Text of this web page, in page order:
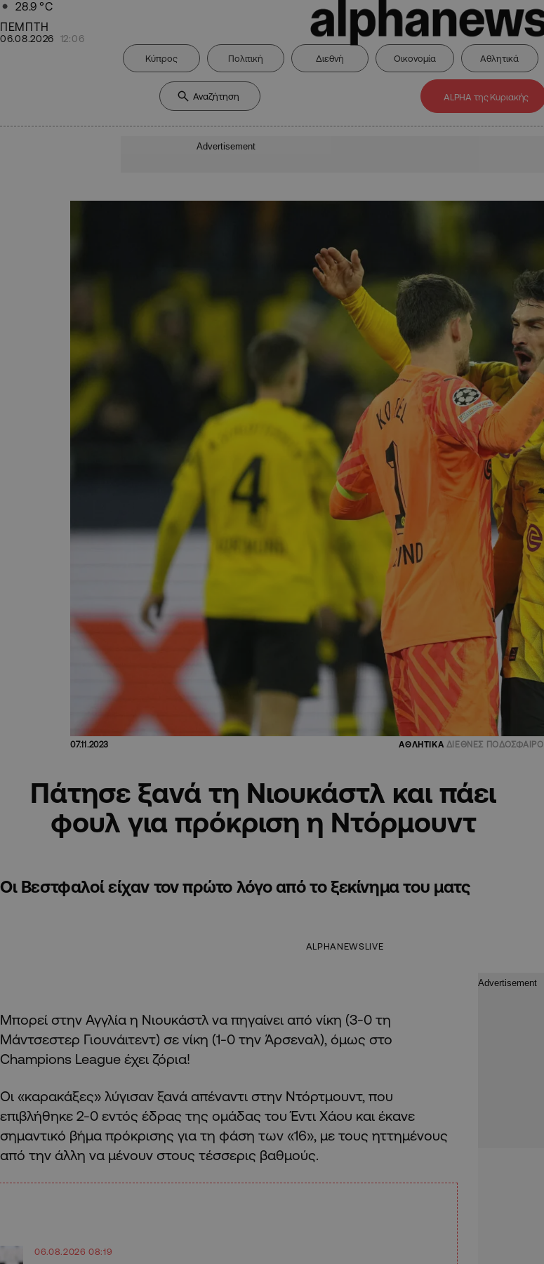
28.9 °C
ΠΕΜΠΤΗ
06.08.2026 12:06
Κύπρος Πολιτική Διεθνή Οικονομία Αθλητικά
ALPHA της Κυριακής
Advertisement
07.11.2023 ΑΘΛΗΤΙΚΑ ΔΙΕΘΝΕΣ ΠΟΔΟΣΦΑΙΡΟ
Πάτησε ξανά τη Νιουκάστλ και πάει
φουλ για πρόκριση η Ντόρμουντ
Οι Βεστφαλοί είχαν τον πρώτο λόγο από το ξεκίνημα του ματς
ALPHANEWSLIVE
Μπορεί στην Αγγλία η Νιουκάστλ να πηγαίνει από νίκη (3-0 τη
Μάντσεστερ Γιουνάιτεντ) σε νίκη (1-0 την Άρσεναλ), όμως στο
Champions League έχει ζόρια!
Οι «καρακάξες» λύγισαν ξανά απέναντι στην Ντόρτμουντ, που
επιβλήθηκε 2-0 εντός έδρας της ομάδας του Έντι Χάου και έκανε
σημαντικό βήμα πρόκρισης για τη φάση των «16», με τους ηττημένους
από την άλλη να μένουν στους τέσσερις βαθμούς.
06.08.2026 08:19